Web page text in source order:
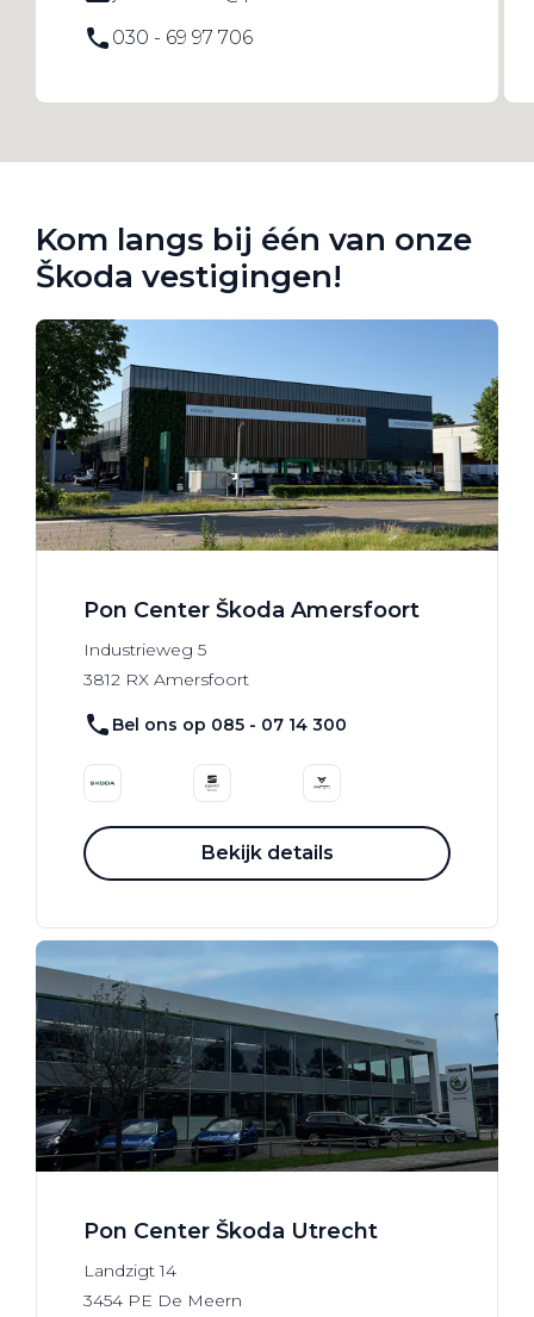
030 - 69 97 706
Kom langs bij één van onze
Škoda vestigingen!
Pon Center Škoda Amersfoort
Industrieweg 5
3812 RX Amersfoort
Bel ons op 085 - 07 14 300
Bekijk details
Pon Center Škoda Utrecht
Landzigt 14
3454 PE De Meern